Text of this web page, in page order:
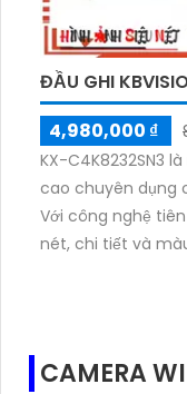
ĐẦU GHI
4,980,000 ₫
KX-C4K8232SN3
cao chuyên dụng
Với công nghệ
nét, chi tiết và
thiết kế nhỏ gọn,
lực cho các nhà
CAMERA